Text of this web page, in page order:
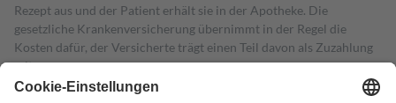
Rezept aus und der Patient erhält sie in der Apotheke. Die
gesetzliche Krankenversicherung übernimmt in der Regel die
Kosten dafür, der Versicherte trägt einen Teil davon als Zuzahlung
mit.
Grundsätzlich leisten Mitglieder Zuzahlungen in Höhe von zehn